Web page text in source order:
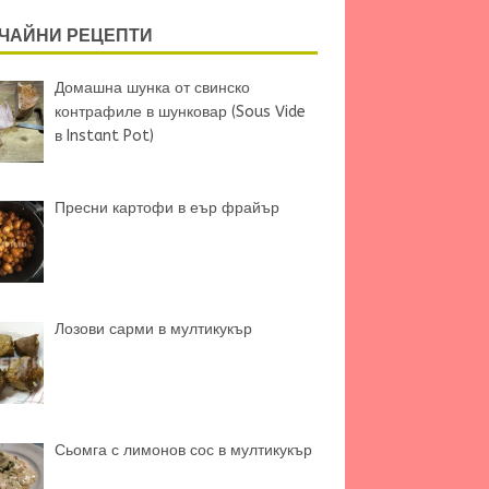
РЕЦЕПТИ
Домашна шунка от свинско
контрафиле в шунковар (Sous Vide
в Instant Pot)
Пресни картофи в еър фрайър
Лозови сарми в мултикукър
Сьомга с лимонов сос в мултикукър